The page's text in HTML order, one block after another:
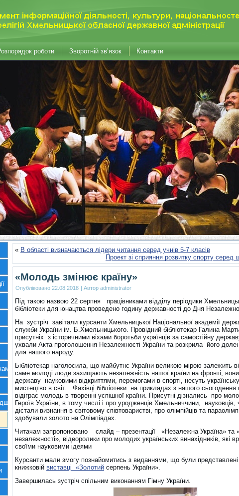
роботи Зворотній зв’язок Контакти
України
« В області визначаються лідери читання серед учнів 5-7 класів
Проект зі сприяння розвитку спорту серед
«Молодь змінює країну»
Опубліковано 22.08.2018 | Автор administrator
Під такою назвою 22 серпня працівниками відділу періодики
бібліотеки для юнацтва проведено годину державності до Дня
На зустріч завітали курсанти Хмельницької Національної академії
служби України ім. Б.Хмельницького. Провідний бібліотекар Галина
присутніх з історичними віхами боротьби українців за самостійну
ухвали Акта проголошення Незалежності України та розкрила його
для нашого народу.
Бібліотекар наголосила, що майбутнє України великою мірою залежить
саме молоді люди захищають незалежність нашої країни на фронті,
державу науковими відкриттями, перемогами в спорті, несуть українську
мистецтво в світ. Фахівці бібліотеки на прикладах з нашого
відіграє молодь в творенні успішної країни. Присутні дізнались про
Героїв України, в тому числі і про уродженців Хмельниччини, науковців,
дістали визнання в світовому співтоваристві, про олімпійців та
здобували золото на Олімпіадах.
Читачам запропоновано слайд – презентації «Незалежна Україна» та
незалежності», відеоролики про молодих українських винахідників, які
своїми науковими ідеями
Курсанти мали змогу познайомитись з виданнями, що були
книжковій виставці «Золотий серпень України».
Завершилась зустріч спільним виконанням Гімну України.